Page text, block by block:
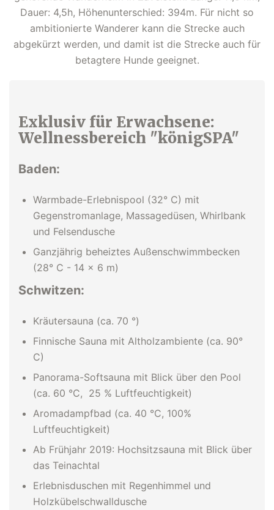
Dauer: 4,5h, Höhenunterschied: 394m. Für nicht so
ambitionierte Wanderer kann die Strecke auch
abgekürzt werden, und damit ist die Strecke auch für
betagtere Hunde geeignet.
Exklusiv für Erwachsene:
Wellnessbereich "königSPA"
Baden:
Warmbade-Erlebnispool (32° C) mit
Gegenstromanlage, Massagedüsen, Whirlbank
und Felsendusche
Ganzjährig beheiztes Außenschwimmbecken
(28° C - 14 x 6 m)
Schwitzen:
Kräutersauna (ca. 70 °)
Finnische Sauna mit Altholzambiente (ca. 90°
C)
Panorama-Softsauna mit Blick über den Pool
(ca. 60 °C, 25 % Luftfeuchtigkeit)
Aromadampfbad (ca. 40 °C, 100%
Luftfeuchtigkeit)
Ab Frühjahr 2019: Hochsitzsauna mit Blick über
das Teinachtal
Erlebnisduschen mit Regenhimmel und
Holzkübelschwalldusche